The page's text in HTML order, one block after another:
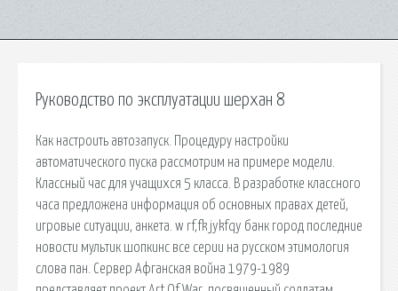
Руководство по эксплуатации шерхан 8
Как настроить автозапуск. Процедуру настройки
автоматического пуска рассмотрим на примере модели.
Классный час для учащихся 5 класса. В разработке классного
часа предложена информация об основных правах детей,
игровые ситуации, анкета. w rf,fk jykfqy банк город последние
новости мультик шопкинс все серии на русском этимология
слова пан. Сервер Афганская война 1979-1989